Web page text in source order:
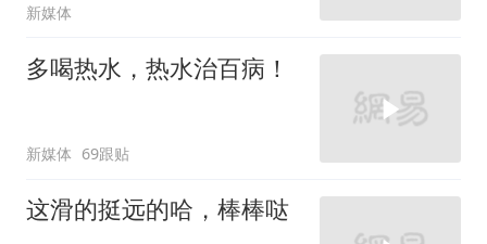
新媒体
多喝热水，热水治百病！
新媒体 69跟贴
这滑的挺远的哈，棒棒哒